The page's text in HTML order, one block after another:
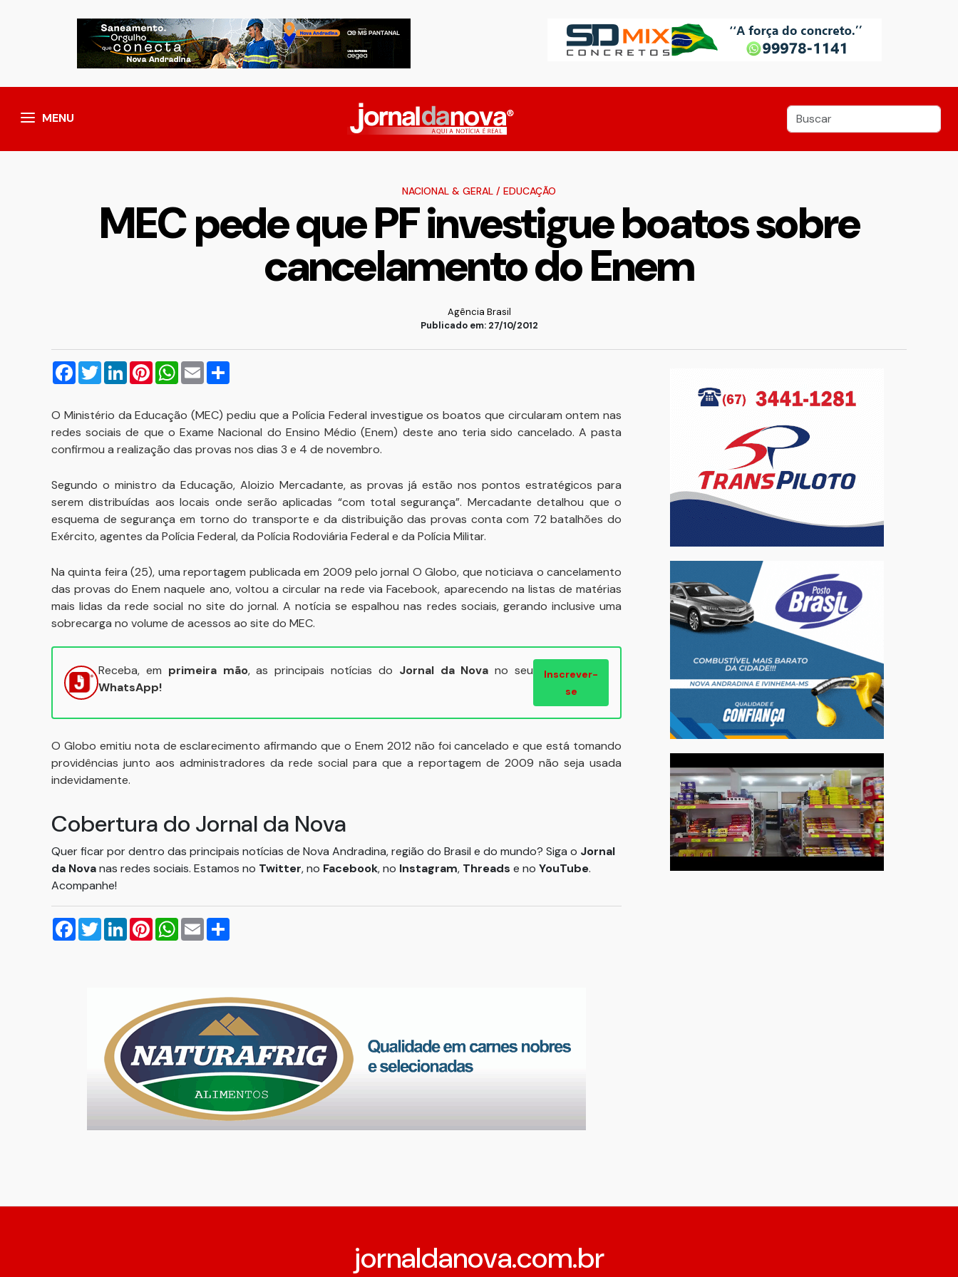
MENU
NACIONAL & GERAL / EDUCAÇÃO
MEC pede que PF investigue boatos sobre
cancelamento do Enem
Agência Brasil
Publicado em: 27/10/2012
Facebook
TwitterLinkedInPinterestWhatsApp
Email
O Ministério da Educação (MEC) pediu que a Polícia Federal investigue os boatos que circularam ontem nas
redes sociais de que o Exame Nacional do Ensino Médio (Enem) deste ano teria sido cancelado. A pasta
confirmou a realização das provas nos dias 3 e 4 de novembro.
Segundo o ministro da Educação, Aloizio Mercadante, as provas já estão nos pontos estratégicos para
serem distribuídas aos locais onde serão aplicadas “com total segurança”. Mercadante detalhou que o
esquema de segurança em torno do transporte e da distribuição das provas conta com 72 batalhões do
Exército, agentes da Polícia Federal, da Polícia Rodoviária Federal e da Polícia Militar.
Na quinta feira (25), uma reportagem publicada em 2009 pelo jornal O Globo, que noticiava o cancelamento
das provas do Enem naquele ano, voltou a circular na rede via Facebook, aparecendo na listas de matérias
mais lidas da rede social no site do jornal. A notícia se espalhou nas redes sociais, gerando inclusive uma
sobrecarga no volume de acessos ao site do MEC.
Receba, em primeira mão, as principais notícias do Jornal da Nova no seu
WhatsApp!
Inscrever-
se
O Globo emitiu nota de esclarecimento afirmando que o Enem 2012 não foi cancelado e que está tomando
providências junto aos administradores da rede social para que a reportagem de 2009 não seja usada
indevidamente.
Cobertura do Jornal da Nova
Quer ficar por dentro das principais notícias de Nova Andradina, região do Brasil e do mundo? Siga o Jornal
da Novanas redes sociais. Estamos no Twitter, no Facebook, no Instagram, Threads e no YouTube.
Acompanhe!
Facebook
TwitterLinkedInPinterestWhatsApp
Email
jornaldanova.com.br